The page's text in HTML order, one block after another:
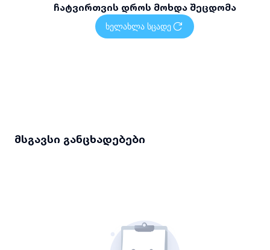
ჩატვირთვის დროს მოხდა შეცდომა
ხელახლა სცადე
მსგავსი განცხადებები